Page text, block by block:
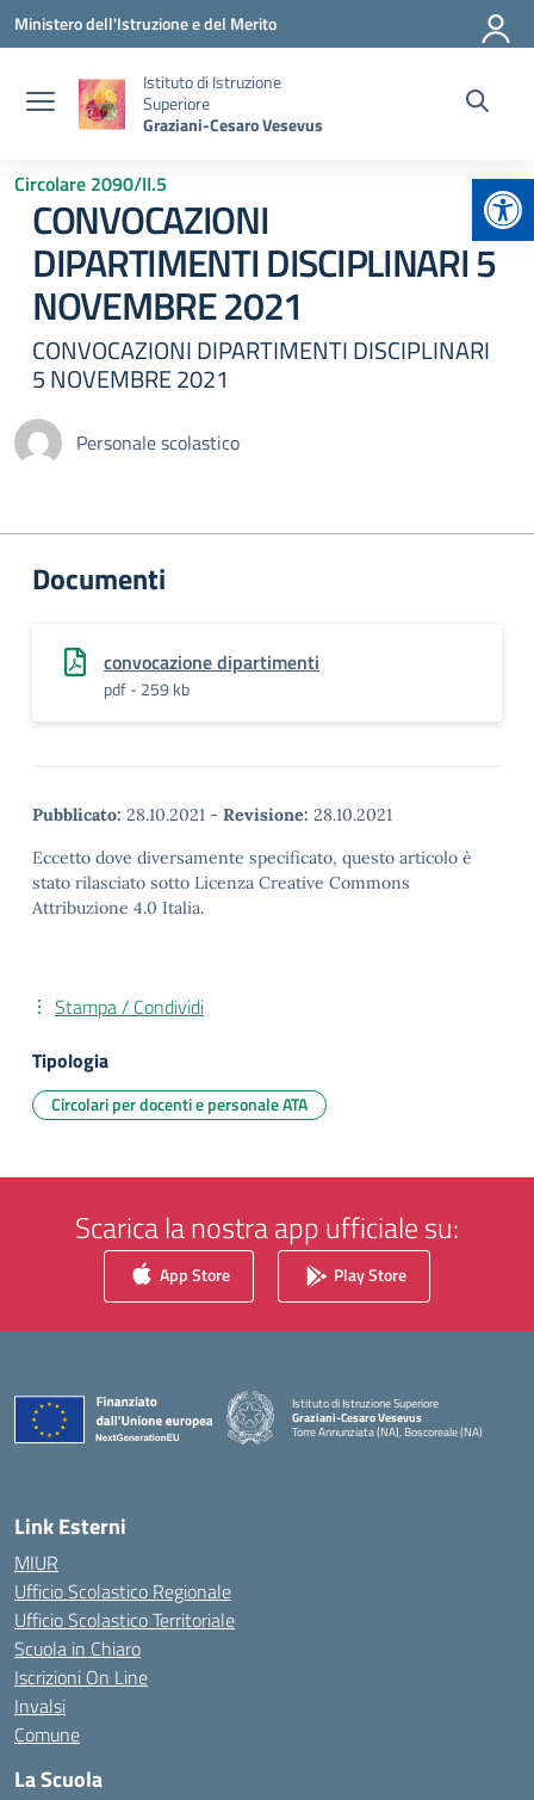
Vai ai contenuti
Vai al menu di navigazione
Vai al footer
Ministero dell'Istruzione e del Merito
Istituto di Istruzione
Superiore
Graziani-Cesaro Vesevus
Circolare 2090/II.5
CONVOCAZIONI
DIPARTIMENTI DISCIPLINARI 5
NOVEMBRE 2021
CONVOCAZIONI DIPARTIMENTI DISCIPLINARI
5 NOVEMBRE 2021
Personale scolastico
Documenti
convocazione dipartimenti
pdf - 259 kb
Pubblicato: 28.10.2021 - Revisione: 28.10.2021
Eccetto dove diversamente specificato, questo articolo è
stato rilasciato sotto Licenza Creative Commons
Attribuzione 4.0 Italia.
Stampa / Condividi
Tipologia
Circolari per docenti e personale ATA
Scarica la nostra app ufficiale su:
App Store Play Store
Istituto di Istruzione Superiore
Graziani-Cesaro Vesevus
Torre Annunziata (NA), Boscoreale (NA)
Link Esterni
MIUR
Ufficio Scolastico Regionale
Ufficio Scolastico Territoriale
Scuola in Chiaro
Iscrizioni On Line
Invalsi
Comune
La Scuola